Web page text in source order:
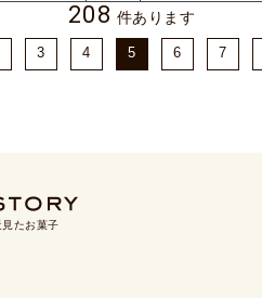
208 件あります
3 4 5 6 7
見たお菓子